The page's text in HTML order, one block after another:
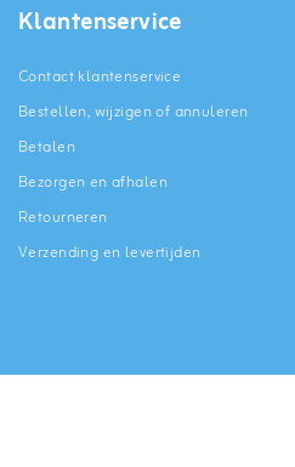
Klantenservice
Contact klantenservice
Bestellen, wijzigen of annuleren
Betalen
Bezorgen en afhalen
Retourneren
Verzending en levertijden